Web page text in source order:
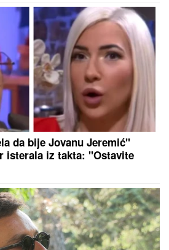
da bije Jovanu Jeremić"
isterala iz takta: "Ostavite